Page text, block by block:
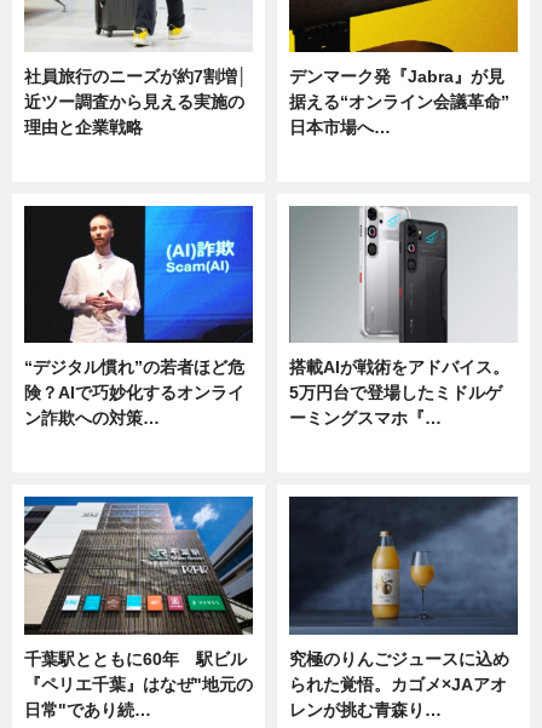
社員旅行のニーズが約7割増│
近ツー調査から見える実施の
理由と企業戦略
デンマーク発『Jabra』が見
据える“オンライン会議革命”
日本市場へ…
“デジタル慣れ”の若者ほど危
険？AIで巧妙化するオンライ
ン詐欺への対策…
搭載AIが戦術をアドバイス。
5万円台で登場したミドルゲ
ーミングスマホ『…
千葉駅とともに60年 駅ビル
『ペリエ千葉』はなぜ"地元の
日常"であり続…
究極のりんごジュースに込め
られた覚悟。カゴメ×JAアオ
レンが挑む青森り…